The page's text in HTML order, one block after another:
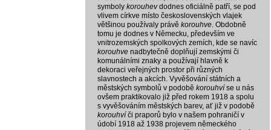
symbolykorouhevdodnes oficiálně patří, se pod
vlivem církve místo československých vlajek
většinou používaly právěkorouhve . Obdobně
tomu je dodnes v Německu, především ve
vnitrozemských spolkových zemích, kde se navíc
korouhve nadbytečně doplňují zemskými či
komunálními znaky a používají hlavně k
dekoraci veřejných prostor při různých
slavnostech a akcích. Vyvěšování státních a
městských symbolů v podoběkorouhvíse u nás
ovšem praktikovalo již před rokem 1918 a spolu
s vyvěšováním městských barev, ať již v podobě
korouhvíči praporů bylo v našem pohraničí v
údobí 1918 až 1938 projevem německého